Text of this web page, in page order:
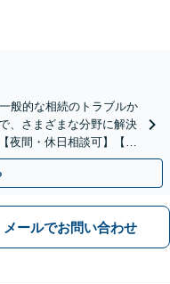
般的な相続のトラブルか
、さまざまな分野に解決
夜間・休日相談可】【完
メールでお問い合わせ